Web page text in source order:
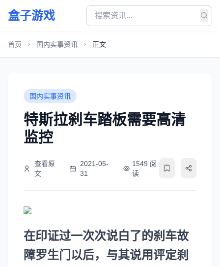
盒子游戏
首页 国内实事资讯 正文
国内实事资讯
特斯拉刹车踏板需要高清
监控
查看原
文
2021-05-
31
1549 阅
读
在印证过一次次说白了的刹车故
障罗生门以后，与其说用评定刹